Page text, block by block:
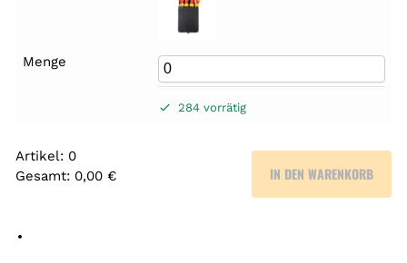
Menge
284 vorrätig
Artikel: 0
Gesamt: 0,00 €
r
IN DEN WARENKORB